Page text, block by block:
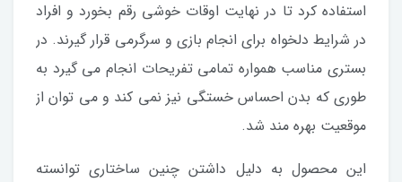
استفاده کرد تا در نهایت اوقات خوشی رقم بخورد و افراد
در شرایط دلخواه برای انجام بازی و سرگرمی قرار گیرند. در
بستری مناسب همواره تمامی تفریحات انجام می گیرد به
طوری که بدن احساس خستگی نیز نمی کند و می توان از
موقعیت بهره مند شد.
این محصول به دلیل داشتن چنین ساختاری توانسته